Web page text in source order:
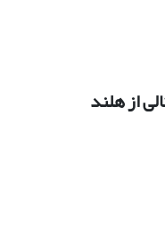
از هلند